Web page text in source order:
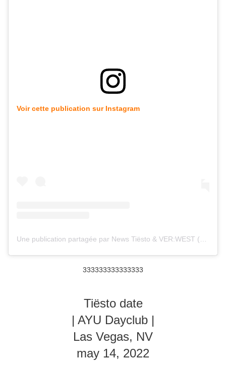
Voir cette publication sur Instagram
333333333333333
Tiësto date
| AYU Dayclub |
Las Vegas, NV
may 14, 2022